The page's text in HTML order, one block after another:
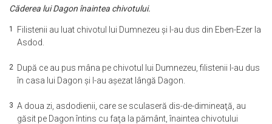
Căderea lui Dagon înaintea chivotului.
1 Filistenii au luat chivotul lui Dumnezeu şi l-au dus din Eben-Ezer la
Asdod.
2 După ce au pus mâna pe chivotul lui Dumnezeu, filistenii l-au dus
în casa lui Dagon şi l-au aşezat lângă Dagon.
3 A doua zi, asdodienii, care se sculaseră dis-de-dimineaţă, au
găsit pe Dagon întins cu faţa la pământ, înaintea chivotului